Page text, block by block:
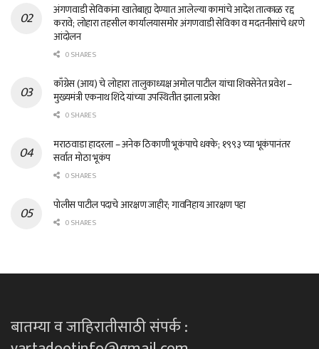
अंगणवाडी सेविकांना खातेबाह्य देण्यात आलेल्या कामांचे आदेश तात्काळ रद्द
करावे; लोहारा तहसील कार्यालयासमोर अंगणवाडी सेविका व मदतनीसांचे धरणे
आंदोलन
0 SHARES
काँग्रेस (आय) चे लोहारा तालुकाध्यक्ष अमोल पाटील यांचा शिवसेनेत प्रवेश –
मुख्यमंत्री एकनाथ शिंदे यांच्या उपस्थितीत झाला प्रवेश
0 SHARES
मराठवाडा हादरला – अनेक ठिकाणी भूकंपाचे धक्के; १९९३ च्या भूकंपानंतर
सर्वात मोठा भूकंप
0 SHARES
पोलीस पाटील पदाचे आरक्षण जाहीर; गावनिहाय आरक्षण पहा
0 SHARES
बातम्या व जाहिरातीसाठी संपर्क :